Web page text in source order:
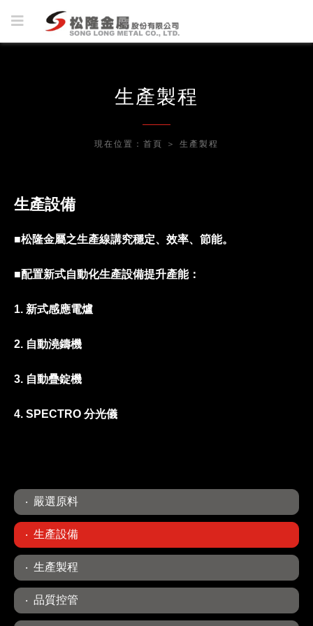
生產製程
現在位置： 首頁 ＞ 生產製程
生產設備
■松隆金屬之生產線講究穩定、效率、節能。
■配置新式自動化生產設備提升產能：
1. 新式感應電爐
2. 自動澆鑄機
3. 自動疊錠機
4. SPECTRO 分光儀
嚴選原料
生產設備
生產製程
品質控管